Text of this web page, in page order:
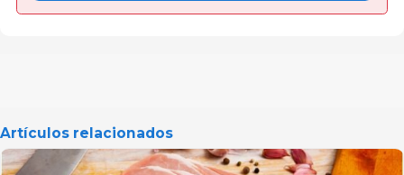
Artículos relacionados